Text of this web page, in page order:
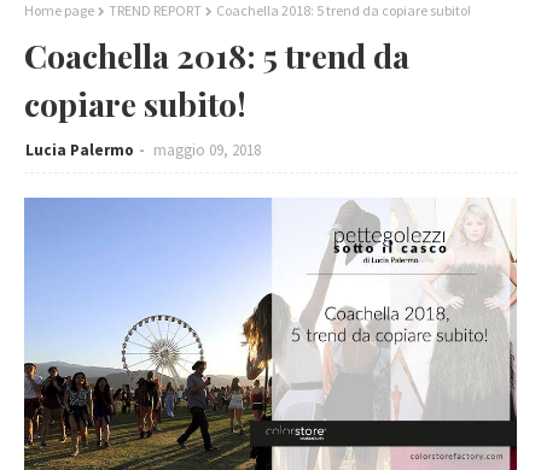
Home page TREND REPORT Coachella 2018: 5 trend da copiare subito!
Coachella 2018: 5 trend da
copiare subito!
Lucia Palermo maggio 09, 2018